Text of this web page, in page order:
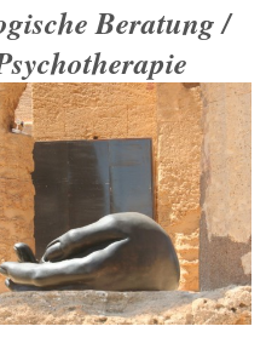
Beratung /